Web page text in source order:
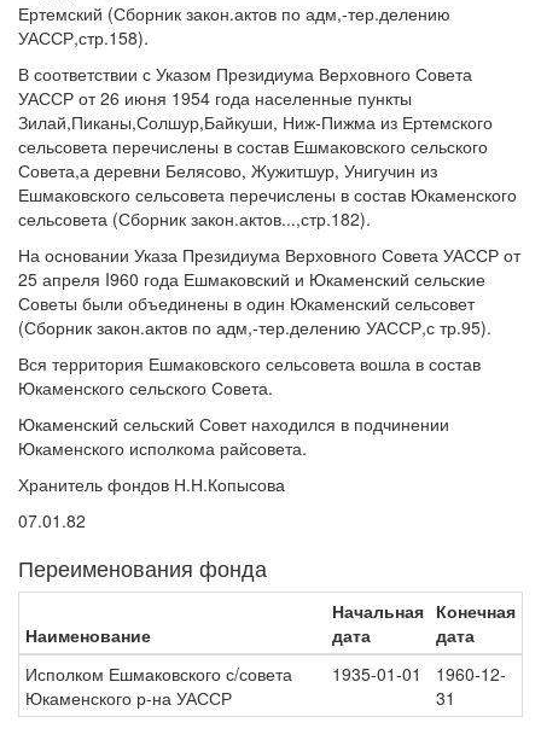
Ертемский (Сборник закон.актов по адм,-тер.делению
УАССР,стр.158).
В соответствии с Указом Президиума Верховного Совета
УАССР от 26 июня 1954 года населенные пункты
Зилай,Пиканы,Солшур,Байкуши, Ниж-Пижма из Ертемского
сельсовета перечислены в состав Ешмаковского сельского
Совета,а деревни Белясово, Жужитшур, Унигучин из
Ешмаковского сельсовета перечислены в состав Юкаменского
сельсовета (Сборник закон.актов...,стр.182).
На основании Указа Президиума Верховного Совета УАССР от
25 апреля I960 года Ешмаковский и Юкаменский сельские
Советы были объединены в один Юкаменский сельсовет
(Сборник закон.актов по адм,-тер.делению УАССР,с тр.95).
Вся территория Ешмаковского сельсовета вошла в состав
Юкаменского сельского Совета.
Юкаменский сельский Совет находился в подчинении
Юкаменского исполкома райсовета.
Хранитель фондов Н.Н.Копысова
07.01.82
Переименования фонда
Наименование
Начальная
дата
Конечная
дата
Исполком Ешмаковского с/совета
Юкаменского р-на УАССР
1935-01-01
1960-12-
31